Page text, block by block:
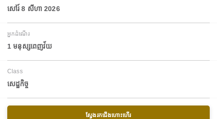
សៅរ៍ 8 សីហា 2026
អ្នកដំណើរ
1 មនុស្សពេញវ័យ
Class
សេដ្ឋកិច្ច
ស្វែងរកជើងហោះហើរ